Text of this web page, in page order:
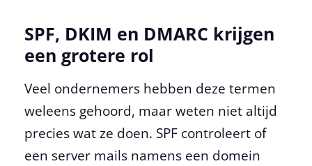
SPF, DKIM en DMARC krijgen
een grotere rol
Veel ondernemers hebben deze termen
weleens gehoord, maar weten niet altijd
precies wat ze doen. SPF controleert of
een server mails namens een domein